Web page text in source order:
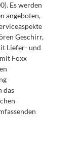
Es werden
angeboten,
Geschirr,
Liefer- und
Foxx
das